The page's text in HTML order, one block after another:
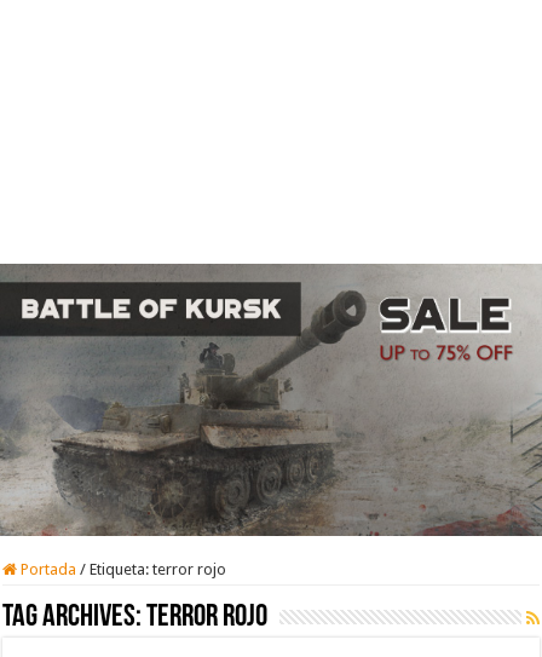
Portada / Etiqueta:terror rojo
Tag Archives:terror rojo